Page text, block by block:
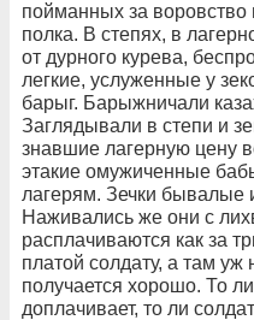
пойманных за
полка. В степях, в
от дурного курева,
легкие, услуженные у
барыг. Барыжничали
Заглядывали в степи и
знавшие лагерную цену
этакие омужиченные
лагерям. Зечки бывалые
Наживались же они с
расплачиваются как за
платой солдату, а там
получается хорошо. То
доплачивает, то ли